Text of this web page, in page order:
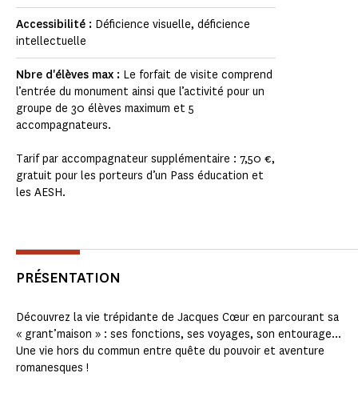
Accessibilité : Déficience visuelle, déficience
intellectuelle
Nbre d'élèves max : Le forfait de visite comprend
l’entrée du monument ainsi que l’activité pour un
groupe de 30 élèves maximum et 5
accompagnateurs.
Tarif par accompagnateur supplémentaire : 7,50 €,
gratuit pour les porteurs d’un Pass éducation et
les AESH.
PRÉSENTATION
Découvrez la vie trépidante de Jacques Cœur en parcourant sa
« grant’maison » : ses fonctions, ses voyages, son entourage...
Une vie hors du commun entre quête du pouvoir et aventure
romanesques !